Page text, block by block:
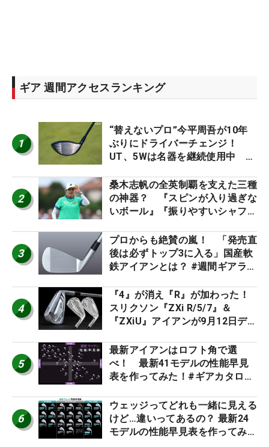
ギア 週間アクセスランキング
1
“替えないプロ”今平周吾が10年
ぶりにドライバーチェンジ！
UT、5Wは名器を継続使用中 #
2
桑木志帆の全英制覇を支えた三種
の神器？ 『スピンが入り過ぎな
いボール』『振りやすいシャフ
ー』 #女子プロセッティング
3
プロからも絶賛の嵐！ 「発売直
後は必ずトップ3に入る」国産軟
鉄アイアンとは？ #週間ギアラン
4
『4』が消え『R』が加わった！
スリクソン『ZXi R/5/7』＆
『ZXiU』アイアンが9月12日デ
5
最新アイアンはロフト角で選
べ！ 最新41モデルの性能早見
表を作ってみた！#ギアカタログ
6
ウェッジってどれも一緒に見える
けど…違いってあるの？ 最新24
モデルの性能早見表を作ってみ